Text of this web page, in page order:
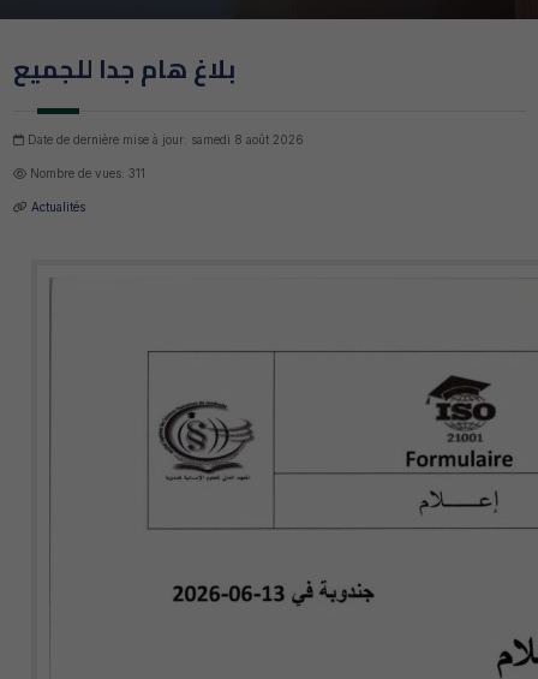
بلاغ هام جدا للجميع
Date de dernière mise à jour: samedi 8 août 2026
Nombre de vues: 311
Actualités